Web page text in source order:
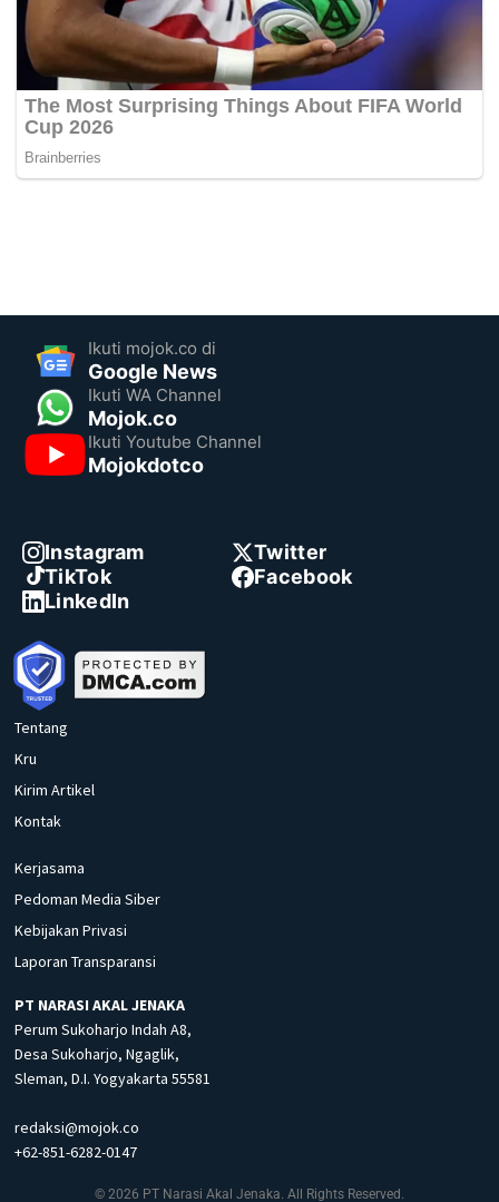
Ikuti mojok.co di
Google News
Ikuti WA Channel
Mojok.co
Ikuti Youtube Channel
Mojokdotco
Instagram
Twitter
TikTok
Facebook
LinkedIn
Tentang
Kru
Kirim Artikel
Kontak
Kerjasama
Pedoman Media Siber
Kebijakan Privasi
Laporan Transparansi
PT NARASI AKAL JENAKA
Perum Sukoharjo Indah A8,
Desa Sukoharjo, Ngaglik,
Sleman, D.I. Yogyakarta 55581
redaksi@mojok.co
+62-851-6282-0147
© 2026 PT Narasi Akal Jenaka. All Rights Reserved.